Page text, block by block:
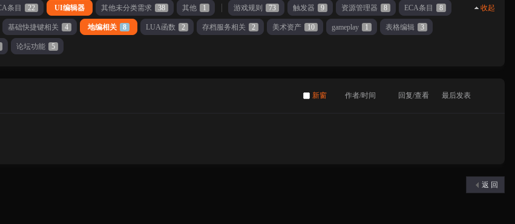
收起
条目 22 UI编辑器 其他未分类需求 38 其他 1 游戏规则 73 触发器 9 资源管理器 8 ECA条目 8
基础快捷键相关 4 地编相关 8 LUA函数 2 存档服务相关 2 美术资产 10 gameplay 1 表格编辑 3
论坛功能 5
新窗 作者/时间 回复/查看 最后发表
返 回